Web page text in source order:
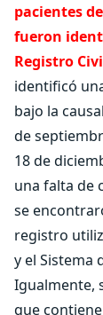
pacientes
fueron
Registro
identificó
bajo la
de
18 de
una falta de
se
registro
y el Sistema
Igualmente,
que contiene